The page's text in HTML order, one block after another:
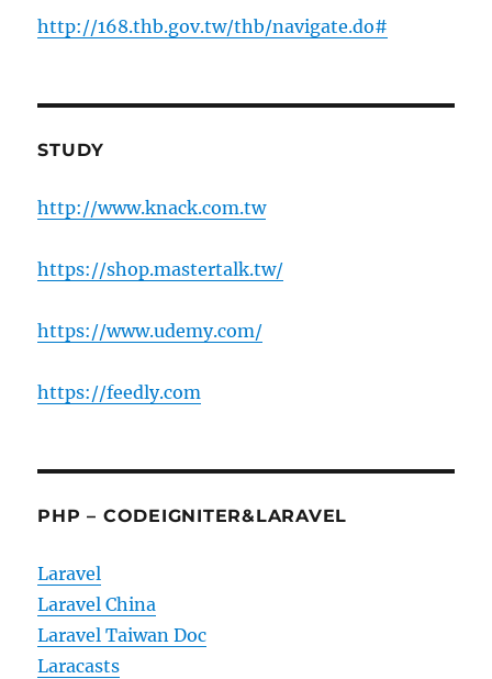
http://168.thb.gov.tw/thb/navigate.do#
STUDY
http://www.knack.com.tw
https://shop.mastertalk.tw/
https://www.udemy.com/
https://feedly.com
PHP – CODEIGNITER&LARAVEL
Laravel
Laravel China
Laravel Taiwan Doc
Laracasts